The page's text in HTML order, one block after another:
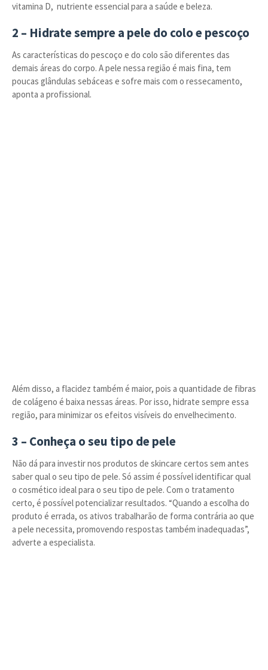
vitamina D, nutriente essencial para a saúde e beleza.
2 – Hidrate sempre a pele do colo e pescoço
As características do pescoço e do colo são diferentes das
demais áreas do corpo. A pele nessa região é mais fina, tem
poucas glândulas sebáceas e sofre mais com o ressecamento,
aponta a profissional.
Além disso, a flacidez também é maior, pois a quantidade de fibras
de colágeno é baixa nessas áreas. Por isso, hidrate sempre essa
região, para minimizar os efeitos visíveis do envelhecimento.
3 – Conheça o seu tipo de pele
Não dá para investir nos produtos de skincare certos sem antes
saber qual o seu tipo de pele. Só assim é possível identificar qual
o cosmético ideal para o seu tipo de pele. Com o tratamento
certo, é possível potencializar resultados. “Quando a escolha do
produto é errada, os ativos trabalharão de forma contrária ao que
a pele necessita, promovendo respostas também inadequadas”,
adverte a especialista.